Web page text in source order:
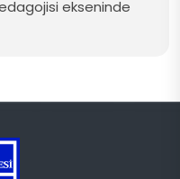
ekseninde